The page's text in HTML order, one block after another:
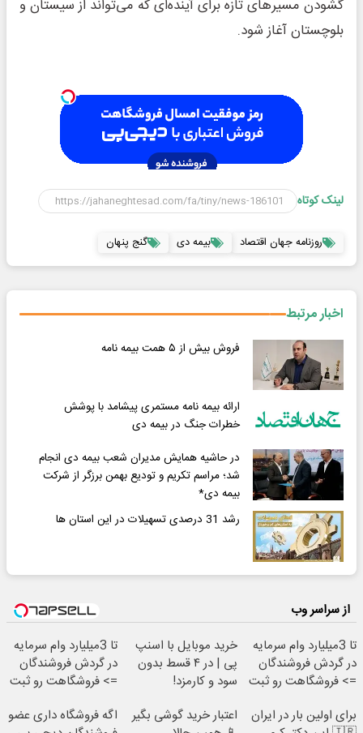
گشودن مسیرهای تازه برای آینده‌ای که می‌تواند از سیستان و
بلوچستان آغاز شود.
لینک کوتاه
روزنامه جهان اقتصاد بیمه دی گنج پنهان
اخبار مرتبط
فروش بیش از ۵ همت بیمه نامه
ارائه بیمه نامه مستمری پیشامد با پوشش
خطرات جنگ در بیمه دی
در حاشیه همایش مدیران شعب بیمه دی انجام
شد؛ مراسم تکریم و تودیع بهمن برزگر از شرکت
بیمه دی*
رشد 31 درصدی تسهیلات در این استان ها
از سراسر وب
تا 3میلیارد وام سرمایه
در گردش فروشندگان
=> فروشگاهت رو ثبت
خرید موبایل با اسنپ
پی | در ۴ قسط بدون
سود و کارمزد!
تا 3میلیارد وام سرمایه
در گردش فروشندگان
=> فروشگاهت رو ثبت
برای اولین بار در ایران
اعتبار خرید گوشی بگیر
اگه فروشگاه داری عضو